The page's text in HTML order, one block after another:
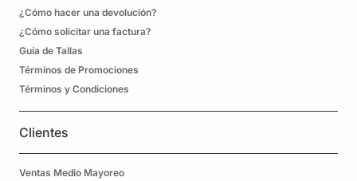
¿Cómo hacer una devolución?
¿Cómo solicitar una factura?
Guía de Tallas
Términos de Promociones
Términos y Condiciones
Clientes
Ventas Medio Mayoreo